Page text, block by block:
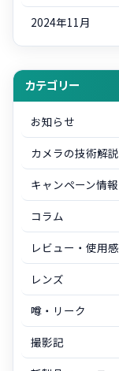
2024年11月
カテゴリー
お知らせ
カメラの技術解説
キャンペーン情報
コラム
レビュー・使用感
レンズ
噂・リーク
撮影記